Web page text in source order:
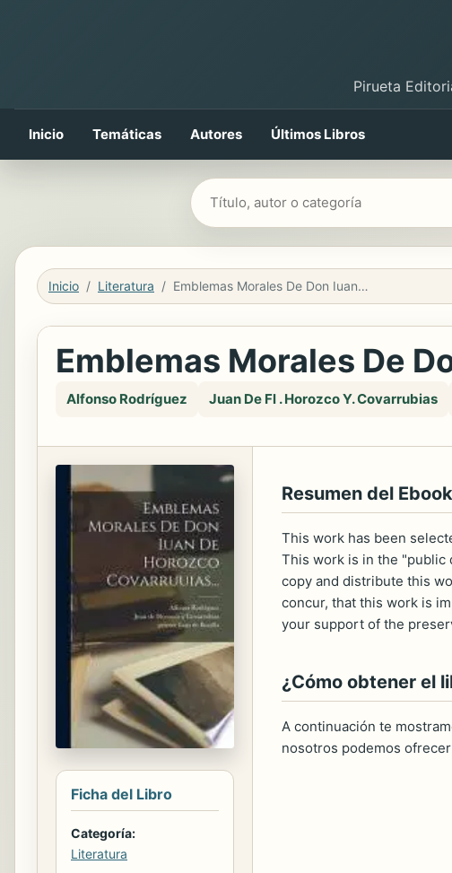
Pirueta
Inicio Temáticas Autores Últimos Libros
Buscar libros
Inicio Literatura Emblemas Morales De Don Iuan De Horozco Covarruuias...
Emblemas Morales De
Alfonso Rodríguez Juan De Fl . Horozco Y. Covarrubias
Ficha del Libro
Categoría:
Literatura
Resumen del Ebook
This work has been
This work is in the "public
copy and distribute this
concur, that this work is
your support of the
¿Cómo obtener el
A continuación te
nosotros podemos